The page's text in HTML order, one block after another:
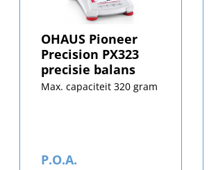
OHAUS Pioneer
Precision PX323
precisie balans
Max. capaciteit 320 gram
P.O.A.